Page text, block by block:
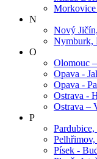
Morkovice
N
Nový
Nymburk,
O
Olomouc
Opava -
Opava -
Ostrava -
Ostrava –
P
Písek -